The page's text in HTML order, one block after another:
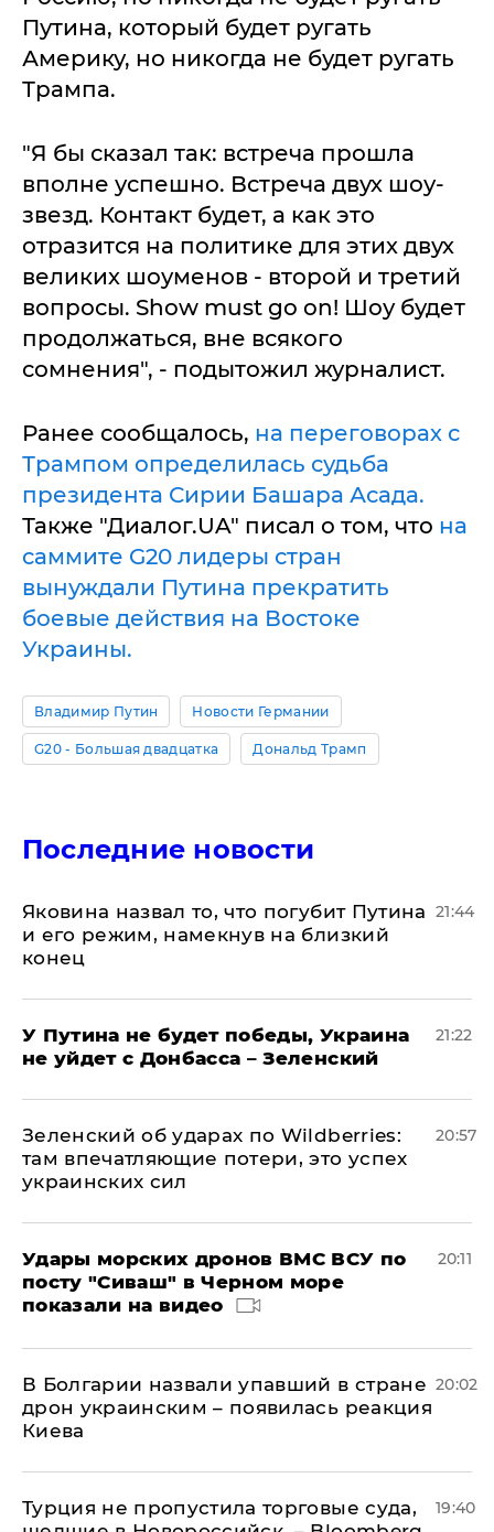
Путина, который будет ругать
Америку, но никогда не будет ругать
Трампа.
"Я бы сказал так: встреча прошла
вполне успешно. Встреча двух шоу-
звезд. Контакт будет, а как это
отразится на политике для этих двух
великих шоуменов - второй и третий
вопросы. Show must go on! Шоу будет
продолжаться, вне всякого
сомнения", - подытожил журналист.
Ранее сообщалось, на переговорах с
Трампом определилась судьба
президента Сирии Башара Асада.
Также "Диалог.UA" писал о том, что на
саммите G20 лидеры стран
вынуждали Путина прекратить
боевые действия на Востоке
Украины.
Владимир Путин Новости Германии
G20 - Большая двадцатка Дональд Трамп
Последние новости
Яковина назвал то, что погубит Путина
и его режим, намекнув на близкий
конец
21:44
У Путина не будет победы, Украина
не уйдет с Донбасса – Зеленский
21:22
Зеленский об ударах по Wildberries:
там впечатляющие потери, это успех
украинских сил
20:57
Удары морских дронов ВМС ВСУ по
посту "Сиваш" в Черном море
показали на видео
20:11
В Болгарии назвали упавший в стране
дрон украинским – появилась реакция
Киева
20:02
Турция не пропустила торговые суда,
19:40